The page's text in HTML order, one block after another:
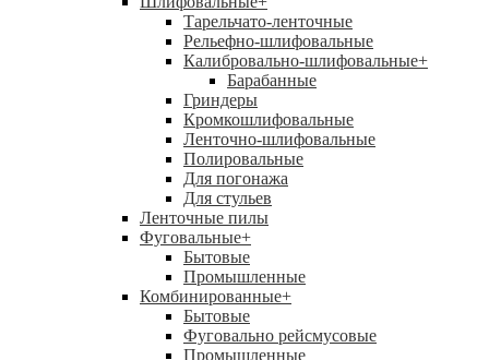
Тарельчато-ленточные
Рельефно-шлифовальные
Калибровально-шлифовальные+
Барабанные
Гриндеры
Кромкошлифовальные
Ленточно-шлифовальные
Полировальные
Для погонажа
Для стульев
Ленточные пилы
Фуговальные+
Бытовые
Промышленные
Комбинированные+
Бытовые
Фуговально рейсмусовые
Промышленные